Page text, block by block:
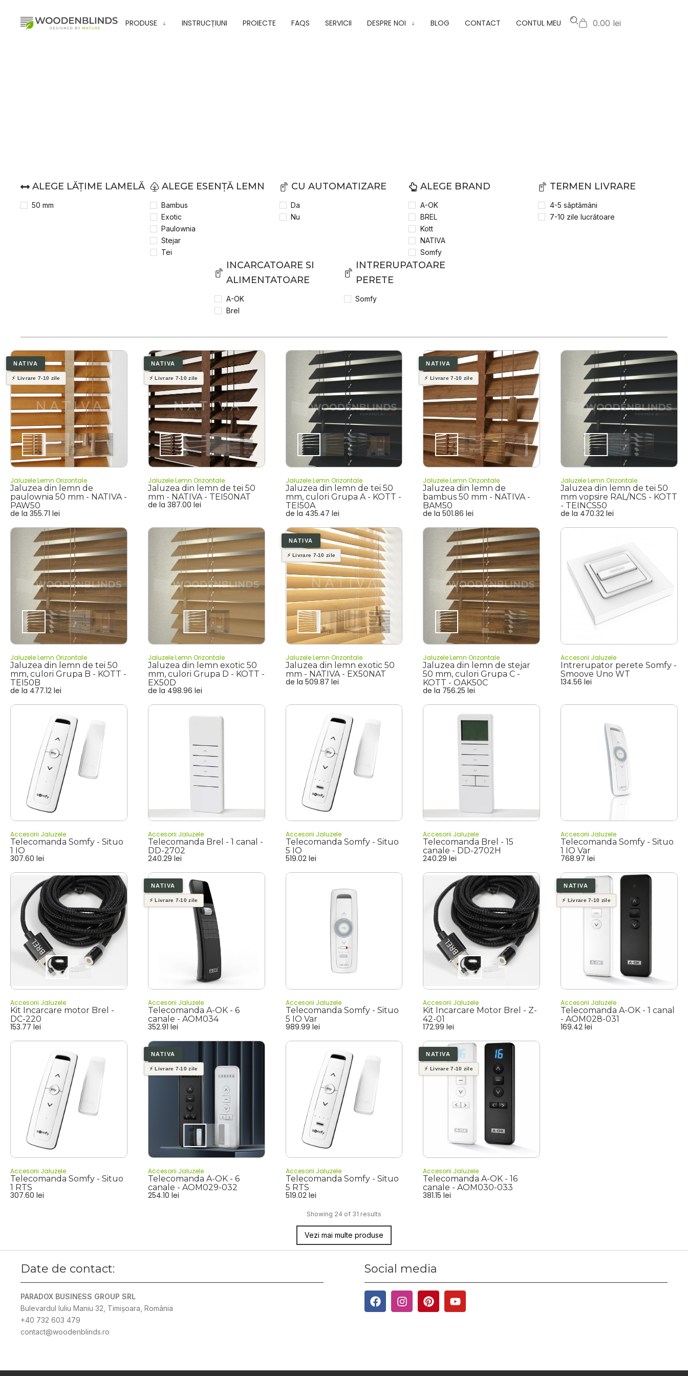
PRODUSE INSTRUCȚIUNI PROIECTE FAQS SERVICII DESPRE NOI BLOG CONTACT CONTUL MEU 0.00 lei
ALEGE LĂȚIME LAMELĂ
50 mm
ALEGE ESENȚĂ LEMN
Bambus
Exotic
Paulownia
Stejar
Tei
CU AUTOMATIZARE
Da
Nu
ALEGE BRAND
A-OK
BREL
Kott
NATIVA
Somfy
TERMEN LIVRARE
4-5 săptămâni
7-10 zile lucrătoare
INCARCATOARE SI
ALIMENTATOARE
A-OK
Brel
INTRERUPATOARE
PERETE
Somfy
Jaluzele Lemn Orizontale
Jaluzea din lemn de
paulownia 50 mm - NATIVA -
PAW50
de la 355.71 lei
Jaluzele Lemn Orizontale
Jaluzea din lemn de tei 50
mm - NATIVA - TEI50NAT
de la 387.00 lei
Jaluzele Lemn Orizontale
Jaluzea din lemn de tei 50
mm, culori Grupa A - KOTT -
TEI50A
de la 435.47 lei
Jaluzele Lemn Orizontale
Jaluzea din lemn de
bambus 50 mm - NATIVA -
BAM50
de la 501.86lei
Jaluzele Lemn Orizontale
Jaluzea din lemn de tei 50
mm vopsire RAL/NCS - KOTT
- TEINCS50
de la 470.32lei
Jaluzele Lemn Orizontale
Jaluzea din lemn de tei 50
mm, culori Grupa B - KOTT -
TEI50B
de la 477.12 lei
Jaluzele Lemn Orizontale
Jaluzea din lemn exotic 50
mm, culori Grupa D - KOTT -
EX50D
de la 498.96 lei
Jaluzele Lemn Orizontale
Jaluzea din lemn exotic 50
mm - NATIVA - EX50NAT
de la 509.87 lei
Jaluzele Lemn Orizontale
Jaluzea din lemn de stejar
50 mm, culori Grupa C -
KOTT - OAK50C
de la 756.25lei
Accesorii Jaluzele
Intrerupator perete Somfy -
Smoove Uno WT
134.56lei
Accesorii Jaluzele
Telecomanda Somfy - Situo
1 IO
307.60 lei
Accesorii Jaluzele
Telecomanda Brel - 1 canal -
DD-2702
240.29 lei
Accesorii Jaluzele
Telecomanda Somfy - Situo
5 IO
519.02 lei
Accesorii Jaluzele
Telecomanda Brel - 15
canale - DD-2702H
240.29lei
Accesorii Jaluzele
Telecomanda Somfy - Situo
1 IO Var
768.97lei
Accesorii Jaluzele
Kit Incarcare motor Brel -
DC-220
153.77 lei
Accesorii Jaluzele
Telecomanda A-OK - 6
canale - AOM034
352.91 lei
Accesorii Jaluzele
Telecomanda Somfy - Situo
5 IO Var
989.99 lei
Accesorii Jaluzele
Kit Incarcare Motor Brel - Z-
42-01
172.99lei
Accesorii Jaluzele
Telecomanda A-OK - 1 canal
- AOM028-031
169.42lei
Accesorii Jaluzele
Telecomanda Somfy - Situo
1 RTS
307.60 lei
Accesorii Jaluzele
Telecomanda A-OK - 6
canale - AOM029-032
254.10 lei
Accesorii Jaluzele
Telecomanda Somfy - Situo
5 RTS
519.02 lei
Accesorii Jaluzele
Telecomanda A-OK - 16
canale - AOM030-033
381.15lei
Showing 24 of 31 results
Vezi mai multe produse
Date de contact:
PARADOX BUSINESS GROUP SRL
Bulevardul Iuliu Maniu 32, Timișoara, România
+40 732 603 479
contact@woodenblinds.ro
Social media